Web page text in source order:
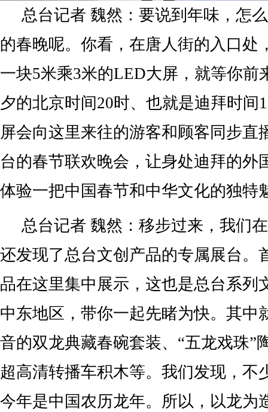
总台记者 魏然：要说到年味，怎
的春晚呢。你看，在唐人街的入口处
一块5米乘3米的LED大屏，就等你前
夕的北京时间20时、也就是迪拜时间
屏会向这里来往的游客和顾客同步直
台的春节联欢晚会，让身处迪拜的外
体验一把中国春节和中华文化的独特
总台记者 魏然：移步过来，我们
还发现了总台文创产品的专属展台。
品在这里集中展示，这也是总台系列
中东地区，带你一起先睹为快。其中
音的双龙典藏春碗套装、“五龙戏珠”
超高清转播车积木等。我们发现，不
今年是中国农历龙年。所以，以龙为